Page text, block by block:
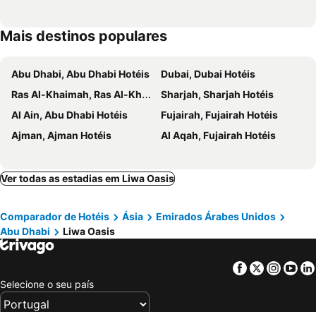
Mais destinos populares
Abu Dhabi, Abu Dhabi Hotéis
Dubai, Dubai Hotéis
Ras Al-Khaimah, Ras Al-Khaimah Hotéis
Sharjah, Sharjah Hotéis
Al Ain, Abu Dhabi Hotéis
Fujairah, Fujairah Hotéis
Ajman, Ajman Hotéis
Al Aqah, Fujairah Hotéis
Ver todas as estadias em Liwa Oasis
Comparador de Hotéis Ásia
Emirados Árabes Unidos
Abu Dhabi
Liwa Oasis
Facebook
Twitter
Selecione o seu país